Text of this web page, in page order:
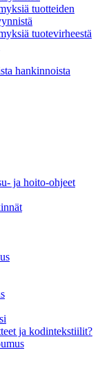
tuotteiden
tuotevirheestä
hankinnoista
ja hoito-ohjeet
ja kodintekstiilit?